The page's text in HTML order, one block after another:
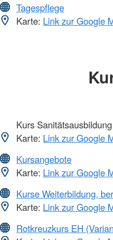
Tagespflege
Karte: Link zur Google
Kurs Sanitätsausbildung
Karte: Link zur Google
Kursangebote
Karte: Link zur Google
Kurse Weiterbildung,
Karte: Link zur Google
Rotkreuzkurs EH